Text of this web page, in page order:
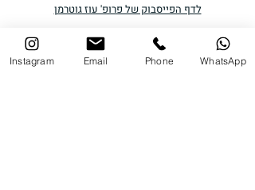
לדף הפייסבוק של פרופ' עוז גוטרמן
Instagram Email Phone WhatsApp